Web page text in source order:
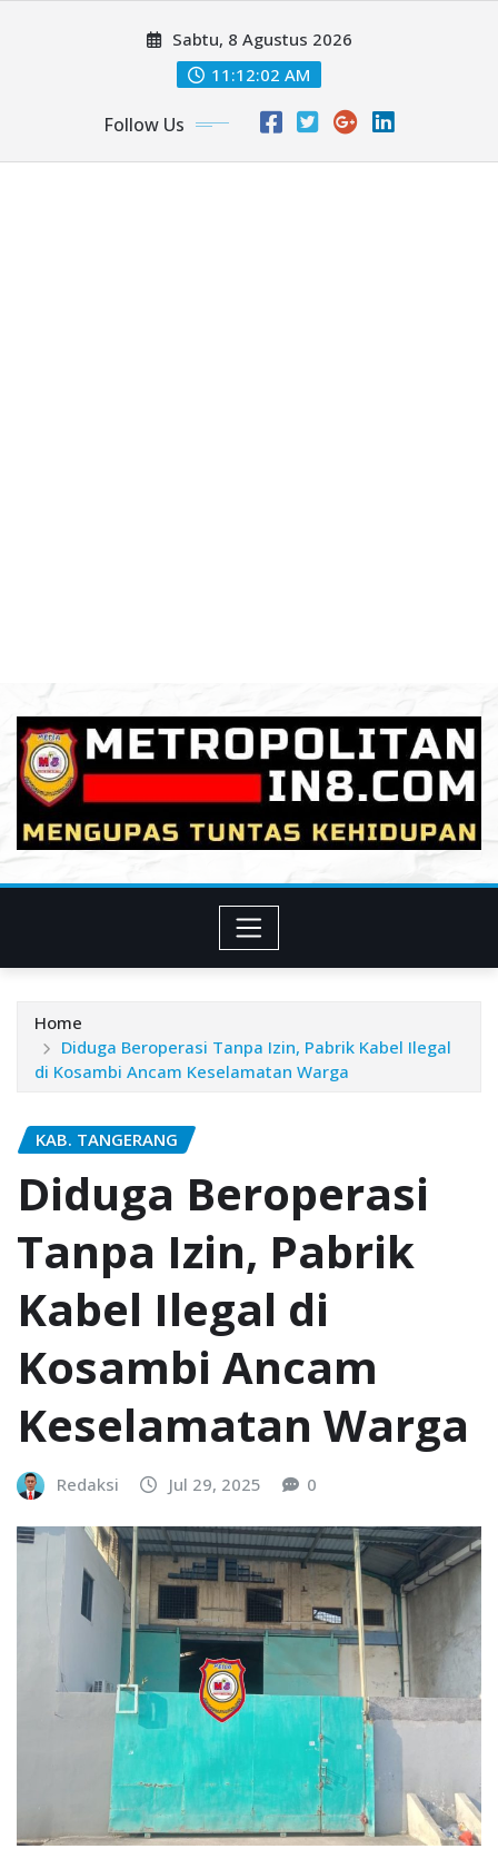
Sabtu, 8 Agustus 2026
11:12:05 AM
Follow Us
Home
Diduga Beroperasi Tanpa Izin, Pabrik Kabel Ilegal
di Kosambi Ancam Keselamatan Warga
KAB. TANGERANG
Diduga Beroperasi
Tanpa Izin, Pabrik
Kabel Ilegal di
Kosambi Ancam
Keselamatan Warga
Redaksi Jul 29, 2025 0